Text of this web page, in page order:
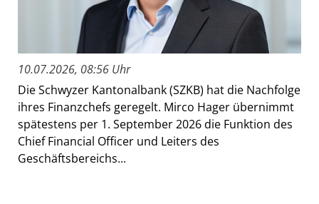
10.07.2026, 08:56 Uhr
Die Schwyzer Kantonalbank (SZKB) hat die Nachfolge
ihres Finanzchefs geregelt. Mirco Hager übernimmt
spätestens per 1. September 2026 die Funktion des
Chief Financial Officer und Leiters des
Geschäftsbereichs...